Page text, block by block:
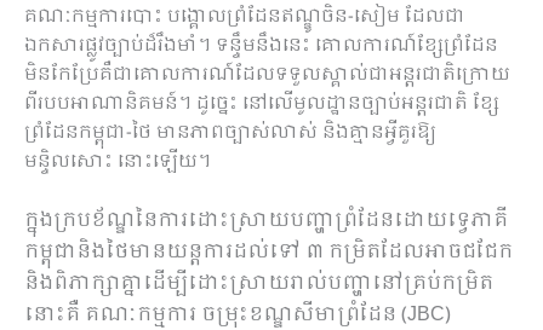
គណៈកម្មការបោះ បង្គោលព្រំដែនឥណ្ឌូចិន-សៀម ដែលជា
ឯកសារផ្លូវច្បាប់ដ៏រឹងមាំ។ ទន្ទឹមនឹងនេះ គោលការណ៍ខ្សែព្រំដែន
មិនកែប្រែគឺជាគោលការណ៍ដែលទទួលស្គាល់ជាអន្តរជាតិក្រោយ
ពីរបបអាណានិគមន៍។ ដូច្នេះ នៅលើមូលដ្ឋានច្បាប់អន្តរជាតិ ខ្សែ
ព្រំដែនកម្ពុជា-ថៃ មានភាពច្បាស់លាស់ និងគ្មានអ្វីគួរឱ្យ
មន្ទិលសោះ នោះឡើយ។
ក្នុងក្របខ័ណ្ឌនៃការដោះស្រាយបញ្ហាព្រំដែនដោយទ្វេភាគី
កម្ពុជានិងថៃមានយន្តការដល់ទៅ ៣ កម្រិតដែលអាចជជែក
និងពិភាក្សាគ្នាដើម្បីដោះស្រាយរាល់បញ្ហានៅគ្រប់កម្រិត
នោះគឺ គណៈកម្មការ ចម្រុះខណ្ឌសីមាព្រំដែន (JBC)